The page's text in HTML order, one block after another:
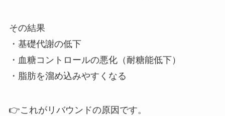
その結果
・基礎代謝の低下
・血糖コントロールの悪化（耐糖能低下）
・脂肪を溜め込みやすくなる
👉これがリバウンドの原因です。